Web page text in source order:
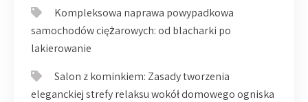
Kompleksowa naprawa powypadkowa
samochodów ciężarowych: od blacharki po
lakierowanie
Salon z kominkiem: Zasady tworzenia
eleganckiej strefy relaksu wokół domowego ogniska